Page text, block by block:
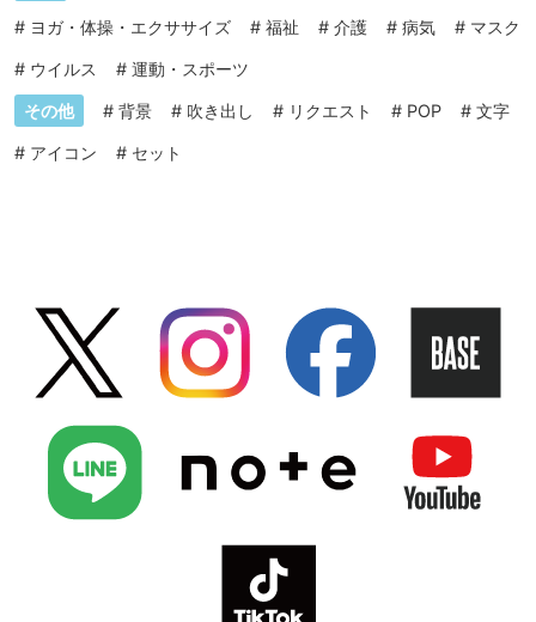
# ヨガ・体操・エクササイズ # 福祉 # 介護 # 病気 # マスク
# ウイルス # 運動・スポーツ
その他 # 背景 # 吹き出し # リクエスト # POP # 文字
# アイコン # セット